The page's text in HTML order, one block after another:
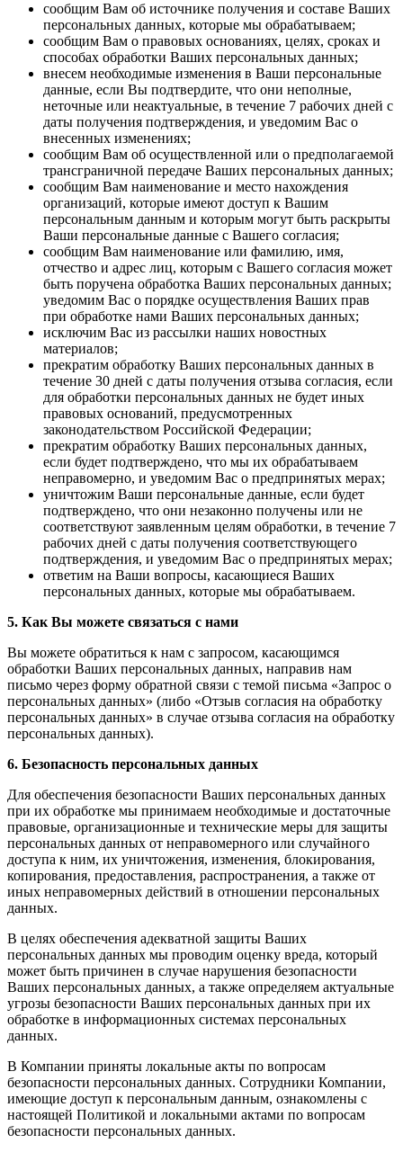
сообщим Вам об источнике получения и составе Ваших
персональных данных, которые мы обрабатываем;
сообщим Вам о правовых основаниях, целях, сроках и
способах обработки Ваших персональных данных;
внесем необходимые изменения в Ваши персональные
данные, если Вы подтвердите, что они неполные,
неточные или неактуальные, в течение 7 рабочих дней с
даты получения подтверждения, и уведомим Вас о
внесенных изменениях;
сообщим Вам об осуществленной или о предполагаемой
трансграничной передаче Ваших персональных данных;
сообщим Вам наименование и место нахождения
организаций, которые имеют доступ к Вашим
персональным данным и которым могут быть раскрыты
Ваши персональные данные с Вашего согласия;
сообщим Вам наименование или фамилию, имя,
отчество и адрес лиц, которым с Вашего согласия может
быть поручена обработка Ваших персональных данных;
уведомим Вас о порядке осуществления Ваших прав
при обработке нами Ваших персональных данных;
исключим Вас из рассылки наших новостных
материалов;
прекратим обработку Ваших персональных данных в
течение 30 дней с даты получения отзыва согласия, если
для обработки персональных данных не будет иных
правовых оснований, предусмотренных
законодательством Российской Федерации;
прекратим обработку Ваших персональных данных,
если будет подтверждено, что мы их обрабатываем
неправомерно, и уведомим Вас о предпринятых мерах;
уничтожим Ваши персональные данные, если будет
подтверждено, что они незаконно получены или не
соответствуют заявленным целям обработки, в течение 7
рабочих дней с даты получения соответствующего
подтверждения, и уведомим Вас о предпринятых мерах;
ответим на Ваши вопросы, касающиеся Ваших
персональных данных, которые мы обрабатываем.
5. Как Вы можете связаться с нами
Вы можете обратиться к нам с запросом, касающимся
обработки Ваших персональных данных, направив нам
письмо через форму обратной связи с темой письма «Запрос о
персональных данных» (либо «Отзыв согласия на обработку
персональных данных» в случае отзыва согласия на обработку
персональных данных).
6. Безопасность персональных данных
Для обеспечения безопасности Ваших персональных данных
при их обработке мы принимаем необходимые и достаточные
правовые, организационные и технические меры для защиты
персональных данных от неправомерного или случайного
доступа к ним, их уничтожения, изменения, блокирования,
копирования, предоставления, распространения, а также от
иных неправомерных действий в отношении персональных
данных.
В целях обеспечения адекватной защиты Ваших
персональных данных мы проводим оценку вреда, который
может быть причинен в случае нарушения безопасности
Ваших персональных данных, а также определяем актуальные
угрозы безопасности Ваших персональных данных при их
обработке в информационных системах персональных
данных.
В Компании приняты локальные акты по вопросам
безопасности персональных данных. Сотрудники Компании,
имеющие доступ к персональным данным, ознакомлены с
настоящей Политикой и локальными актами по вопросам
безопасности персональных данных.